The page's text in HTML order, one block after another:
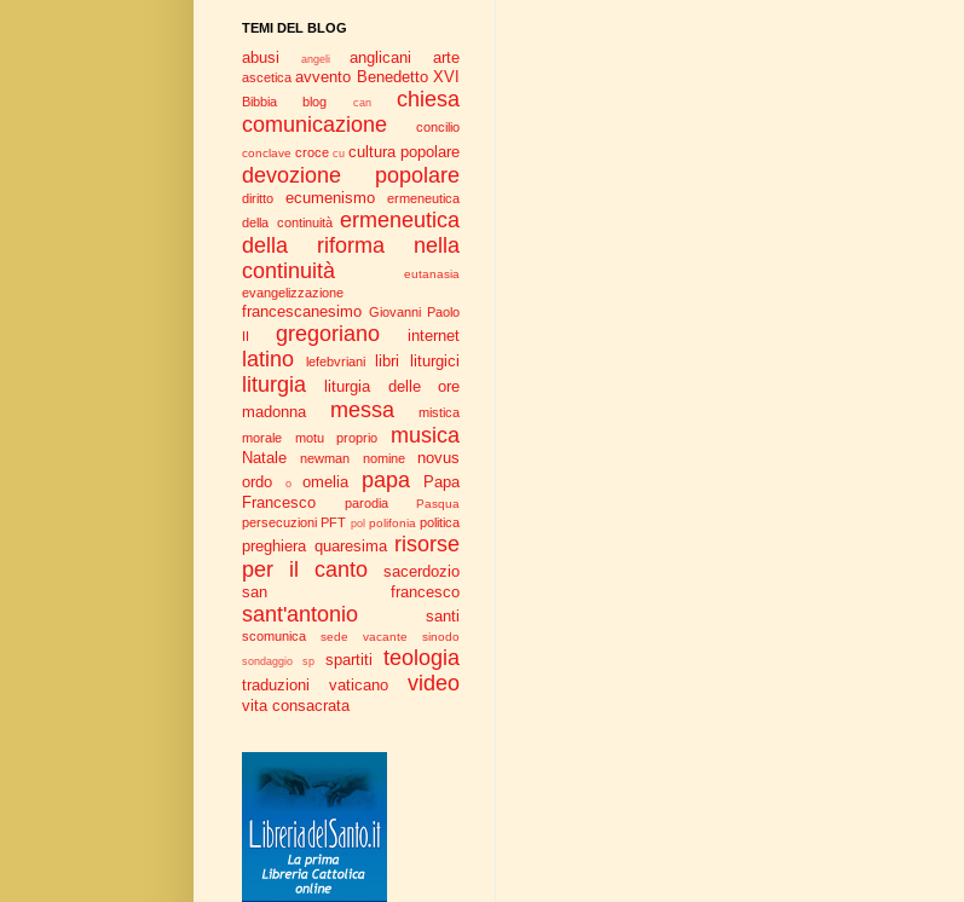
TEMI DEL BLOG
abusi angeli anglicani arte
ascetica avvento Benedetto XVI
Bibbia blog can
chiesa
comunicazione
concilio
conclave croce cu cultura popolare
devozione popolare
diritto ecumenismo
ermeneutica
della continuità ermeneutica
della riforma nella
continuità
eutanasia
evangelizzazione
francescanesimo Giovanni Paolo
gregoriano internet
latino lefebvriani libri liturgici
liturgia
liturgia delle ore
madonna
messa
mistica
morale
motu proprio musica
Natale newman nomine
novus
ordo
o omelia papa
Papa
Francesco
parodia Pasqua
persecuzioni PFT pol polifonia politica
preghiera quaresima risorse
per il canto
sacerdozio
san francesco
sant'antonio santi
scomunica sede vacante sinodo
sondaggio sp spartiti teologia
traduzioni vaticano video
vita consacrata